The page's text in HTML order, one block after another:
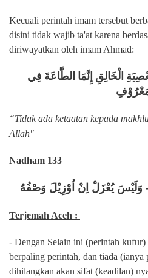
Kecuali perintah imam tersebut
disini tidak wajib ta'at karena
diriwayatkan oleh imam Ahmad:
الْخَالِقِ إِنَّمَا الطَّاعَةَ فِي
“Tidak ada ketaatan kepada
Allah"
Nadham 133
- وَلَيْسَ يُعْزَلْ اِنْ اُوْزِيْلَ وَصْفُهُ
Terjemah Aceh :
- Dengan Selain ini (perintah
berpaling perintah, dan tiada
dihilangkan akan sifat (keadilan)